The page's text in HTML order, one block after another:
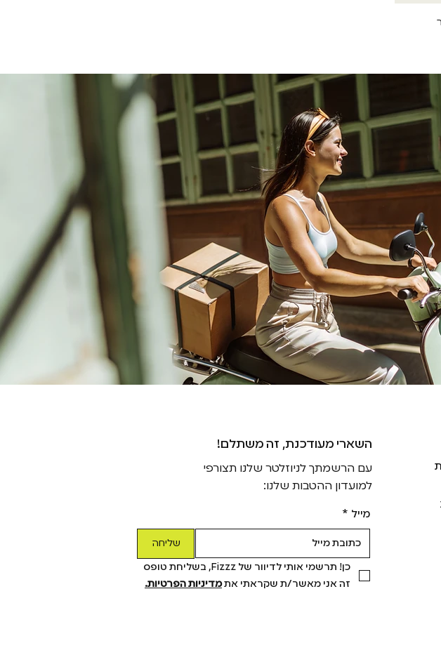
!השארי מעודכנת, זה משתלם
עם הרשמתך לניוזלטר שלנו תצורפי
למועדון ההטבות שלנו:
מייל *
שליחה
זה אני מאשר/ת שקראתי את מדיניות הפרטיות.